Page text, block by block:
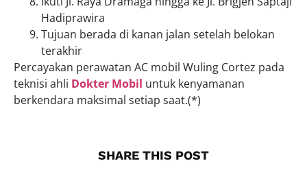
Hadiprawira
Tujuan berada di kanan jalan setelah belokan
terakhir
Percayakan perawatan AC mobil Wuling Cortez pada
teknisi ahli Dokter Mobil untuk kenyamanan
berkendara maksimal setiap saat.(*)
SHARE THIS POST​